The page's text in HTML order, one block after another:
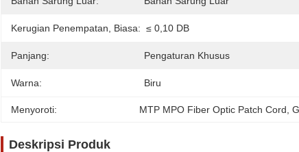
Kerugian Penempatan, Biasa: ≤ 0,10 DB
Panjang: Pengaturan Khusus
Warna: Biru
Menyoroti: MTP MPO Fiber Optic Patch Cord ,
Deskripsi Produk